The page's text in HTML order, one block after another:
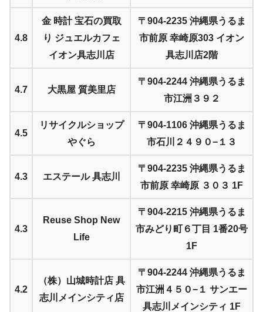
4.8
金 時計 宝石の買取
り ジュエルカフェ
イオン具志川店
〒904-2235 沖縄県うるま
市前原 幸崎原303 イオン
具志川店2階
4.7 大黒屋 質美里店
〒904-2244 沖縄県うるま
市江洲３９２
4.5
リサイクルショップ
やぐら
〒904-1106 沖縄県うるま
市石川２４９０−１３
4.3 エステール 具志川
〒904-2235 沖縄県うるま
市前原 幸崎原 ３０３ 1F
4.3
Reuse Shop New
Life
〒904-2215 沖縄県うるま
市みどり町６丁目 1番20号
1F
4.2
（株）山城時計店 具
志川メインシティ店
〒904-2244 沖縄県うるま
市江洲４５０−１ サンエー
具志川メインシティ 1F